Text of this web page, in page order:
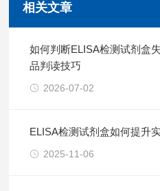
相关文章
如何判断ELISA检测试剂盒
品判读技巧
2026-07-02
ELISA检测试剂盒如何提升
2025-11-06